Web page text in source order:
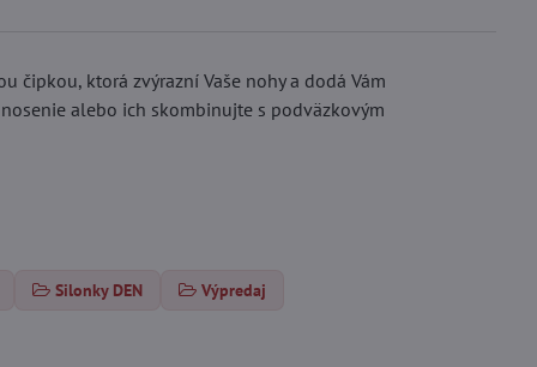
čipkou, ktorá zvýrazní Vaše nohy a dodá Vám
alebo ich skombinujte s podväzkovým
Silonky DEN Výpredaj